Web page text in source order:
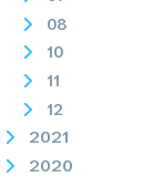
08
10
11
12
2021
2020